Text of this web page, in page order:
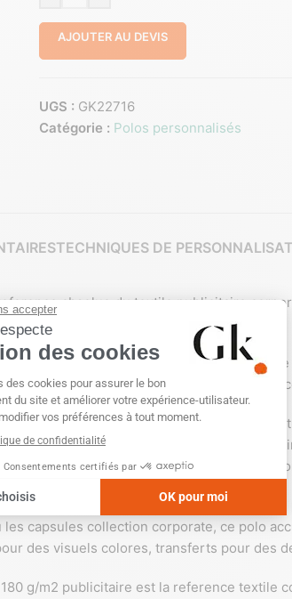
AJOUTER AU DEVIS
UGS : GK22716
Catégorie : Polos personnalisés
TECHNIQUES DE
absolue du textile publicitaire
tenue lavage apres lavage.
1×1 qui conservent leur forme, bande
de gamme, bouton de rechange dans
classiques et nuances tendance
French Marine, Jaune, Gris Chine II,
permettant absolument toutes les
hotels haut de gamme, les boutiques
capsules collection corporate, ce polo
des visuels colores, transferts pour des
g/m2 publicitaire est la reference textile